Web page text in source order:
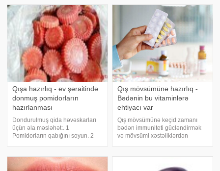
müqavimətini gücləndirmək və
immuniteti artırma
plovla qırmızı pomidor
şorabasının, kartof qızartması ilə
Qışa hazırlıq - ev şəraitində
donmuş pomidorların
hazırlanması
Dondurulmuş qida həvəskarları
üçün əla məsləhət:. 1
Pomidorların qabığını soyun. 2
kamerasında saxlayın. 4 Sonra
fomlalı qablardan çıxarıb paketə
Qış mövsümünə hazırlıq -
Bədənin bu vitaminlərə
ehtiyacı var
Qış mövsümünə keçid zamanı
bədən immuniteti gücləndirmək
və mövsümi xəstəliklərdən
faydaları haqqında sizə məlumat